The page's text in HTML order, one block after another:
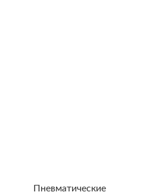
Пневматические